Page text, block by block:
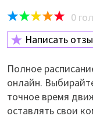
0
Написать
Полное
онлайн.
точное время
оставлять свои